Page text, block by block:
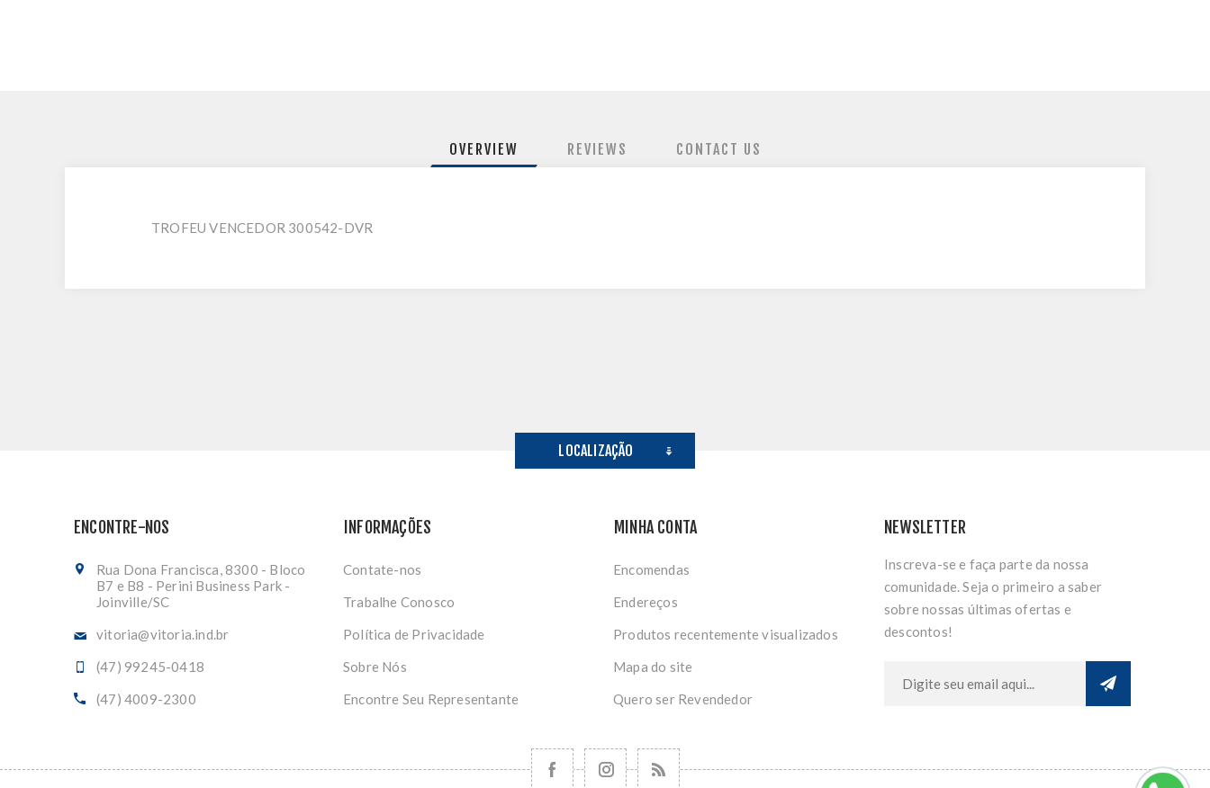
OVERVIEW REVIEWS CONTACT US
TROFEU VENCEDOR 300542-DVR
LOCALIZAÇÃO
ENCONTRE-NOS
Rua Dona Francisca, 8300 - Bloco
B7 e B8 - Perini Business Park -
Joinville/SC
vitoria@vitoria.ind.br
(47) 99245-0418
(47) 4009-2300
INFORMAÇÕES
Contate-nos
Trabalhe Conosco
Política de Privacidade
Sobre Nós
Encontre Seu Representante
MINHA CONTA
Encomendas
Endereços
Produtos recentemente visualizados
Mapa do site
Quero ser Revendedor
NEWSLETTER
Inscreva-se e faça parte da nossa
comunidade. Seja o primeiro a saber
sobre nossas últimas ofertas e
descontos!